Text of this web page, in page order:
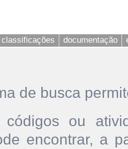
classificações documentação
de busca
códigos ou
encontrar, a